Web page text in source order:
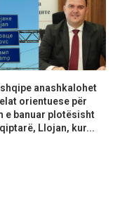
anashkalohet
orientuese për
e banuar plotësisht
Llojan, kur...